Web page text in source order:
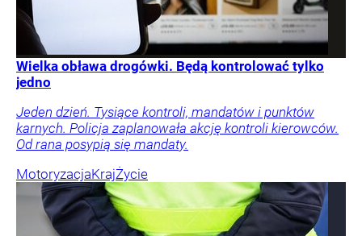
Wielka obława drogówki. Będą kontrolować tylko
jedno
Jeden dzień. Tysiące kontroli, mandatów i punktów
karnych. Policja zaplanowała akcję kontroli kierowców.
Od rana posypią się mandaty.
MotoryzacjaKrajŻycie